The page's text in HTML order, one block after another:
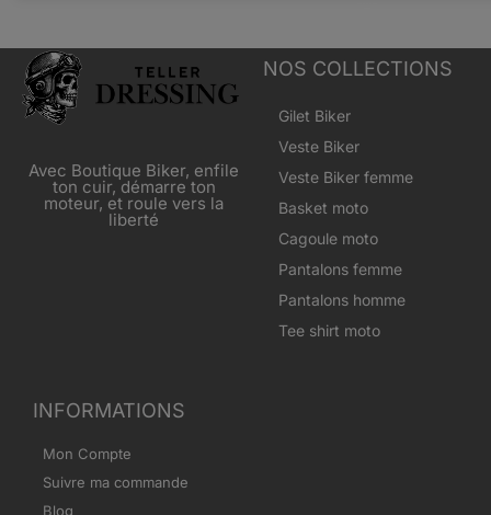
Avec Boutique Biker, enfile
ton cuir, démarre ton
moteur, et roule vers la
liberté
NOS COLLECTIONS
Gilet Biker
Veste Biker
Veste Biker femme
Basket moto
Cagoule moto
Pantalons femme
Pantalons homme
Tee shirt moto
INFORMATIONS
Mon Compte
Suivre ma commande
Blog